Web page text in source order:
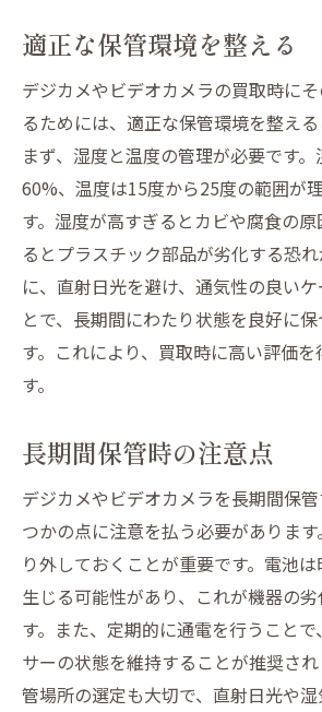
適正な保管環境を整える
デジカメやビデオカメラの買取時に
るためには、適正な保管環境を整える
まず、湿度と温度の管理が必要です
60%、温度は15度から25度の範囲が
す。湿度が高すぎるとカビや腐食の
るとプラスチック部品が劣化する恐
に、直射日光を避け、通気性の良い
とで、長期間にわたり状態を良好に
す。これにより、買取時に高い評価
す。
長期間保管時の注意点
デジカメやビデオカメラを長期間保
つかの点に注意を払う必要がありま
り外しておくことが重要です。電池
生じる可能性があり、これが機器の
す。また、定期的に通電を行うこと
サーの状態を維持することが推奨さ
管場所の選定も大切で、直射日光や